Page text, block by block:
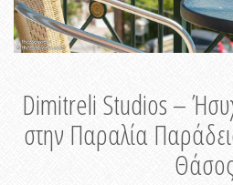
Dimitreli Studios –
στην Παραλία
Θάσος